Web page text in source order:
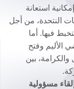
استعانة
النتحدة، من أجل
فيها. أما
الأليم وفتح
بين
مسؤولية